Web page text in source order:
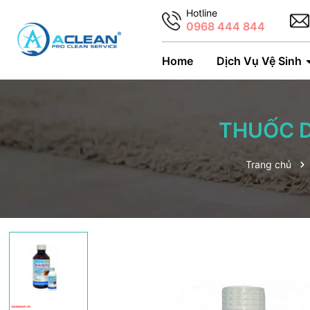
Hotline
0968 444 844
Home Dịch Vụ Vệ Sinh
THUỐC
Trang chủ